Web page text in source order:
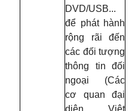
DVD/USB...
để phát hành
rộng rãi đến
các đối tượng
thông tin đối
ngoại (Các
cơ quan đại
diện Việt